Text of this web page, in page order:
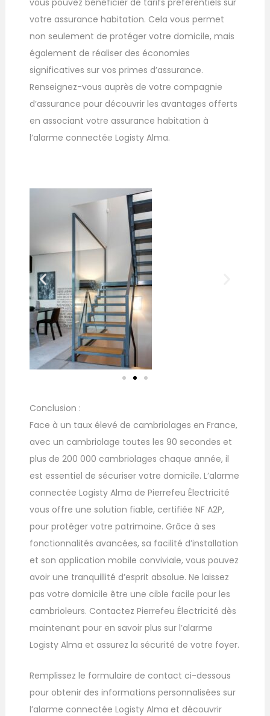
vous pouvez bénéficier de tarifs préférentiels sur
votre assurance habitation. Cela vous permet
non seulement de protéger votre domicile, mais
également de réaliser des économies
significatives sur vos primes d’assurance.
Renseignez-vous auprès de votre compagnie
d’assurance pour découvrir les avantages offerts
en associant votre assurance habitation à
l’alarme connectée Logisty Alma.
Conclusion :
Face à un taux élevé de cambriolages en France,
avec un cambriolage toutes les 90 secondes et
plus de 200 000 cambriolages chaque année, il
est essentiel de sécuriser votre domicile. L’alarme
connectée Logisty Alma de Pierrefeu Électricité
vous offre une solution fiable, certifiée NF A2P,
pour protéger votre patrimoine. Grâce à ses
fonctionnalités avancées, sa facilité d’installation
et son application mobile conviviale, vous pouvez
avoir une tranquillité d’esprit absolue. Ne laissez
pas votre domicile être une cible facile pour les
cambrioleurs. Contactez Pierrefeu Électricité dès
maintenant pour en savoir plus sur l’alarme
Logisty Alma et assurez la sécurité de votre foyer.
Remplissez le formulaire de contact ci-dessous
pour obtenir des informations personnalisées sur
l’alarme connectée Logisty Alma et découvrir